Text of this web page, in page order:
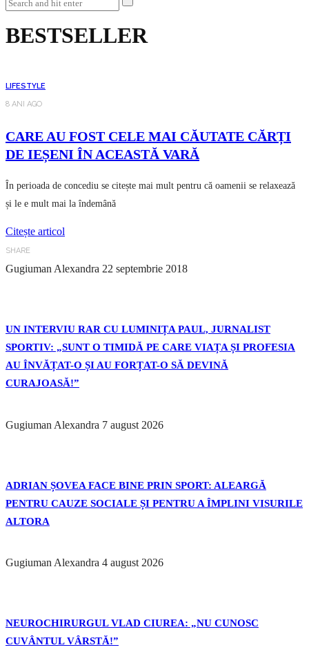
BESTSELLER
LIFESTYLE
8 ANI AGO
CARE AU FOST CELE MAI CĂUTATE CĂRȚI
DE IEȘENI ÎN ACEASTĂ VARĂ
În perioada de concediu se citește mai mult pentru că oamenii se relaxează
și le e mult mai la îndemână
Citește articol
SHARE
Gugiuman Alexandra 22 septembrie 2018
UN INTERVIU RAR CU LUMINIȚA PAUL, JURNALIST
SPORTIV: „SUNT O TIMIDĂ PE CARE VIAȚA ȘI PROFESIA
AU ÎNVĂȚAT-O ȘI AU FORȚAT-O SĂ DEVINĂ
CURAJOASĂ!”
Gugiuman Alexandra 7 august 2026
ADRIAN ȘOVEA FACE BINE PRIN SPORT: ALEARGĂ
PENTRU CAUZE SOCIALE ȘI PENTRU A ÎMPLINI VISURILE
ALTORA
Gugiuman Alexandra 4 august 2026
NEUROCHIRURGUL VLAD CIUREA: „NU CUNOSC
CUVÂNTUL VÂRSTĂ!”